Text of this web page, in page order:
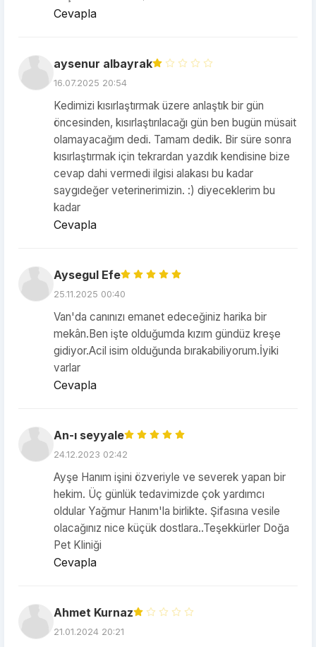
Cevapla
aysenur albayrak
16.07.2025 20:54
Kedimizi kısırlaştırmak üzere anlaştık bir gün
öncesinden, kısırlaştırılacağı gün ben bugün müsait
olamayacağım dedi. Tamam dedik. Bir süre sonra
kısırlaştırmak için tekrardan yazdık kendisine bize
cevap dahi vermedi ilgisi alakası bu kadar
saygıdeğer veterinerimizin. :) diyeceklerim bu
kadar
Cevapla
Aysegul Efe
25.11.2025 00:40
Van'da canınızı emanet edeceğiniz harika bir
mekân.Ben işte olduğumda kızım gündüz kreşe
gidiyor.Acil isim olduğunda bırakabiliyorum.İyiki
varlar
Cevapla
An-ı seyyale
24.12.2023 02:42
Ayşe Hanım işini özveriyle ve severek yapan bir
hekim. Üç günlük tedavimizde çok yardımcı
oldular Yağmur Hanım'la birlikte. Şifasına vesile
olacağınız nice küçük dostlara..Teşekkürler Doğa
Pet Kliniği
Cevapla
Ahmet Kurnaz
21.01.2024 20:21